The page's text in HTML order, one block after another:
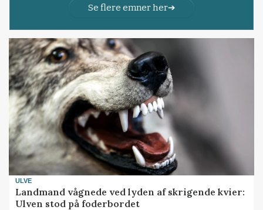
Se flere emner her
ULVE
Landmand vågnede ved lyden af skrigende kvier:
Ulven stod på foderbordet